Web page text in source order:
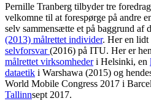
Pernille Tranberg tilbyder tre
velkomne til at forespørge på andre
selv sammensætte et på baggrund af
(2013) målrettet individer. Her en lidt
selvforsvar(2016) på ITU. Her er
målrettet virksomhederi Helsinki, en
dataetik i Warshawa (2015) og
World Mobile Congress 2017 i
Tallinnsept 2017.